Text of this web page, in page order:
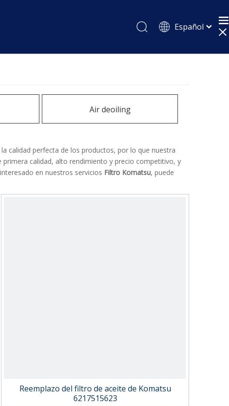
Español
Pусский
Air deoiling
calidad perfecta de los productos, por lo que nuestra
calidad, alto rendimiento y precio competitivo, y
en nuestros servicios Filtro Komatsu, puede
Reemplazo del filtro de aceite de Komatsu
6217515623